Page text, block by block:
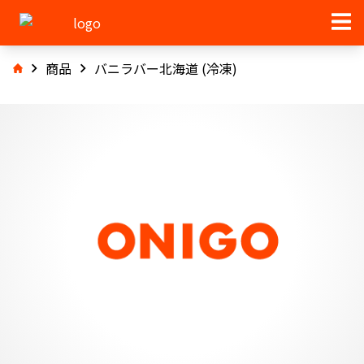
商品 バニラバー北海道 (冷凍)